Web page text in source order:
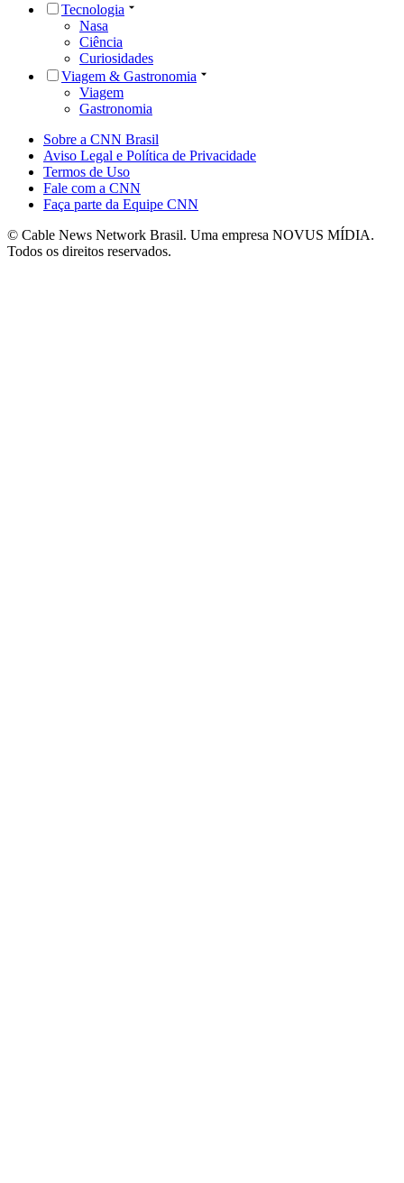
Tecnologia
Nasa
Ciência
Curiosidades
Viagem & Gastronomia
Viagem
Gastronomia
Sobre a CNN Brasil
Aviso Legal e Política de Privacidade
Termos de Uso
Fale com a CNN
Faça parte da Equipe CNN
© Cable News Network Brasil. Uma empresa NOVUS MÍDIA.
Todos os direitos reservados.